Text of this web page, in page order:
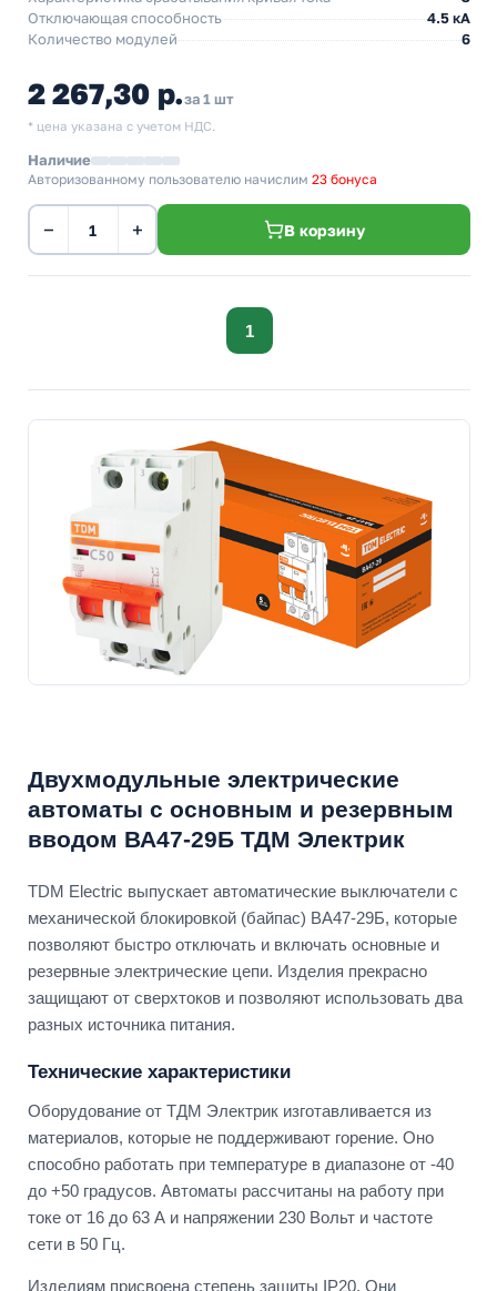
Отключающая способность
4.5 кА
Количество модулей
6
2 267,30 р.за 1 шт
* цена указана с учетом НДС.
Наличие
Авторизованному пользователю начислим 23 бонуса
− + В корзину
1
Двухмодульные электрические
автоматы с основным и резервным
вводом ВА47-29Б ТДМ Электрик
TDM Electric выпускает автоматические выключатели с
механической блокировкой (байпас) ВА47-29Б, которые
позволяют быстро отключать и включать основные и
резервные электрические цепи. Изделия прекрасно
защищают от сверхтоков и позволяют использовать два
разных источника питания.
Технические характеристики
Оборудование от ТДМ Электрик изготавливается из
материалов, которые не поддерживают горение. Оно
способно работать при температуре в диапазоне от -40
до +50 градусов. Автоматы рассчитаны на работу при
токе от 16 до 63 А и напряжении 230 Вольт и частоте
сети в 50 Гц.
Изделиям присвоена степень защиты IP20. Они